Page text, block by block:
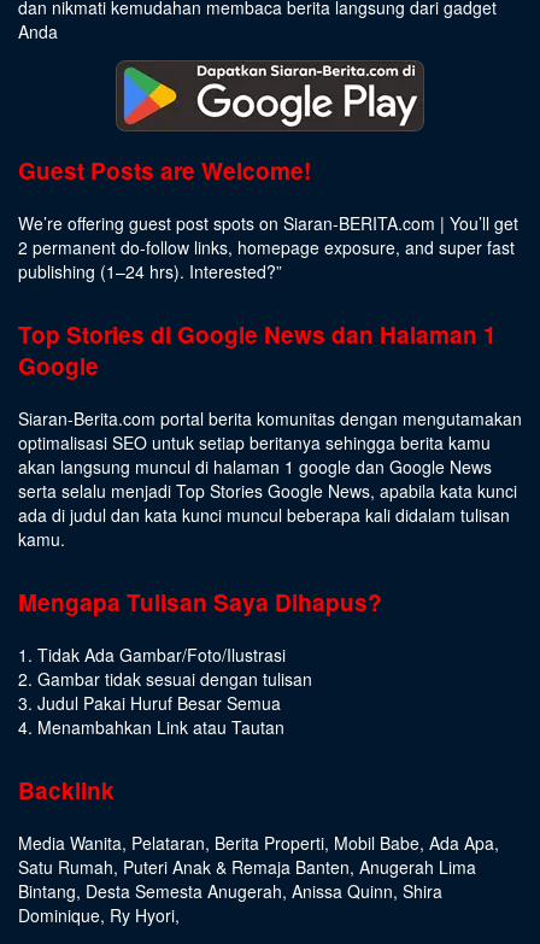
dan nikmati kemudahan membaca berita langsung dari gadget
Anda
Guest Posts are Welcome!
We’re offering guest post spots on Siaran-BERITA.com | You’ll get
2 permanent do-follow links, homepage exposure, and super fast
publishing (1–24 hrs). Interested?”
Top Stories di Google News dan Halaman 1
Google
Siaran-Berita.com portal berita komunitas dengan mengutamakan
optimalisasi SEO untuk setiap beritanya sehingga berita kamu
akan langsung muncul di halaman 1 google dan Google News
serta selalu menjadi Top Stories Google News, apabila kata kunci
ada di judul dan kata kunci muncul beberapa kali didalam tulisan
kamu.
Mengapa Tulisan Saya Dihapus?
1. Tidak Ada Gambar/Foto/Ilustrasi
2. Gambar tidak sesuai dengan tulisan
3. Judul Pakai Huruf Besar Semua
4. Menambahkan Link atau Tautan
Backlink
Media Wanita, Pelataran, Berita Properti, Mobil Babe, Ada Apa,
Satu Rumah, Puteri Anak & Remaja Banten, Anugerah Lima
Bintang, Desta Semesta Anugerah, Anissa Quinn, Shira
Dominique, Ry Hyori,